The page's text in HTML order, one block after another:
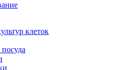
клеток